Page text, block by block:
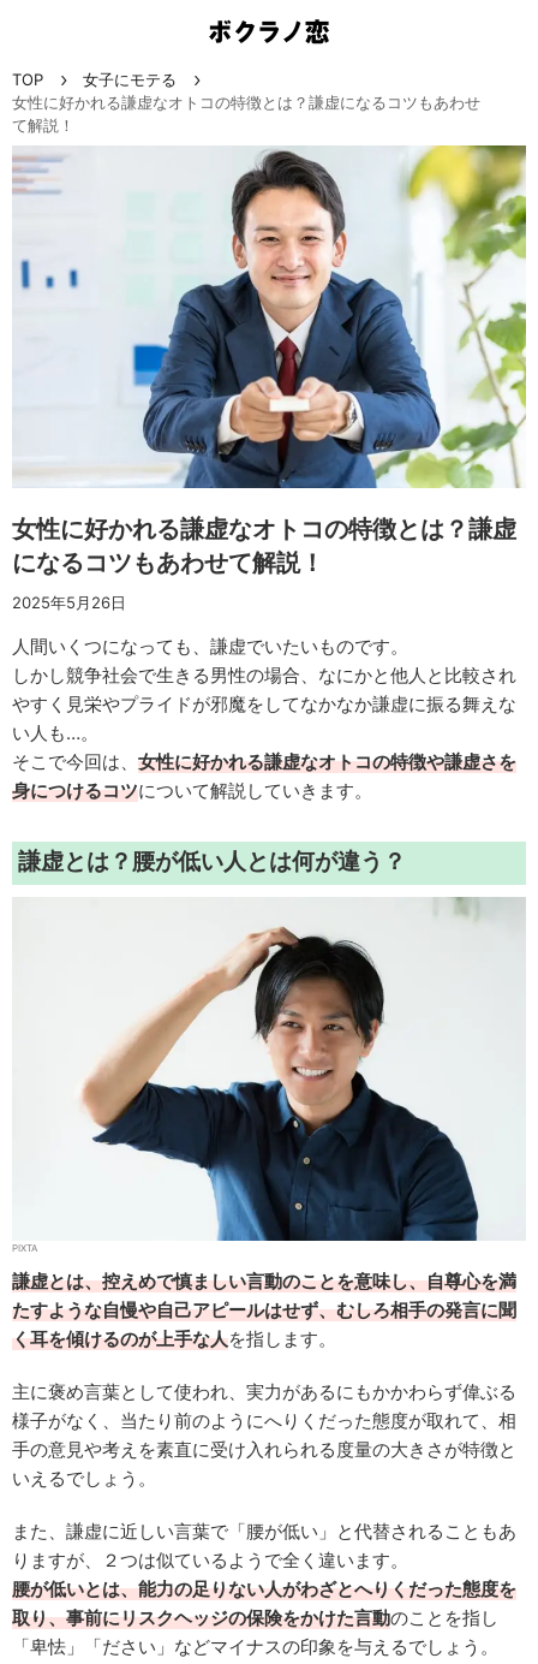
TOP
女子にモテる
女性に好かれる謙虚なオトコの特徴とは？謙虚になるコツもあわせ
て解説！
女性に好かれる謙虚なオトコの特徴とは？謙虚
になるコツもあわせて解説！
2025年5月26日
人間いくつになっても、謙虚でいたいものです。
しかし競争社会で生きる男性の場合、なにかと他人と比較され
やすく見栄やプライドが邪魔をしてなかなか謙虚に振る舞えな
い人も…。
そこで今回は、 女性に好かれる謙虚なオトコの特徴や謙虚さを
身につけるコツについて解説していきます。
謙虚とは？腰が低い人とは何が違う？
PIXTA
謙虚とは、控えめで慎ましい言動のことを意味し、自尊心を満
たすような自慢や自己アピールはせず、むしろ相手の発言に聞
く耳を傾けるのが上手な人を指します。
主に褒め言葉として使われ、実力があるにもかかわらず偉ぶる
様子がなく、当たり前のようにへりくだった態度が取れて、相
手の意見や考えを素直に受け入れられる度量の大きさが特徴と
いえるでしょう。
また、謙虚に近しい言葉で「腰が低い」と代替されることもあ
りますが、２つは似ているようで全く違います。
腰が低いとは、能力の足りない人がわざとへりくだった態度を
取り、事前にリスクヘッジの保険をかけた言動のことを指し
「卑怯」「ださい」などマイナスの印象を与えるでしょう。